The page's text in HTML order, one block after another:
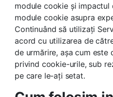
module cookie și
module cookie asupra
Continuând să utilizați
acord cu utilizarea de
de urmărire, așa cum este
privind cookie-urile, sub
pe care le-ați setat.